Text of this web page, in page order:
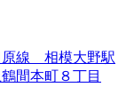
原線 相模大野駅
間本町８丁目